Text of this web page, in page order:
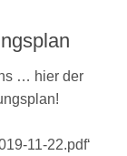
… hier der
11-22.pdf‘